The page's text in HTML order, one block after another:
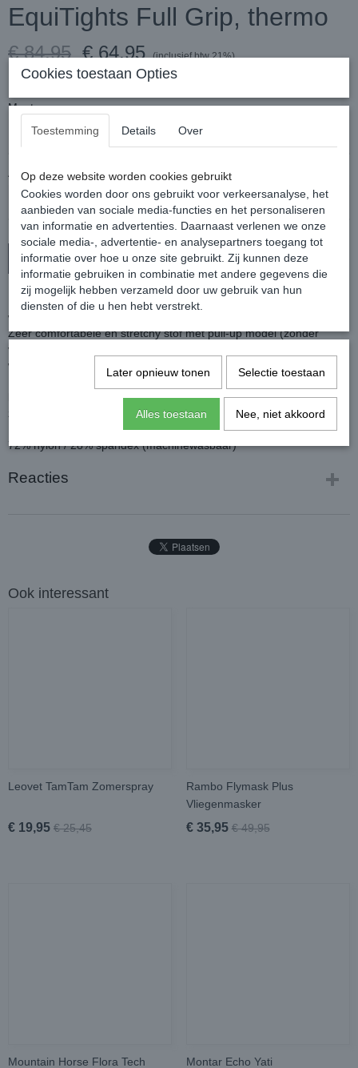
EquiTights Full Grip, thermo
€ 84,95 € 64,95 (inclusief btw 21%)
Op voorraad
Maat
Aantal
In winkelwagen
Equitights paardrijlegging met siliconen zitvlak, speciaal voor de
winter.
Zeer comfortabele en stretchy stof met pull-up model (zonder
voorsluiting) en zachte voering aan de binnenkant voor meer
warmte.
De rijbroek heeft contrast pipings aan de zijkant, logo op het linker
bovenbeen, rondgenaaid zitvlak met siliconen voor extra grip in het
zadel en lycra inzet aan de broekspijpen.
72% nylon / 28% spandex (machinewasbaar)
Reacties
Ook interessant
Leovet TamTam Zomerspray
€ 19,95 € 25,45
Rambo Flymask Plus
Vliegenmasker
€ 35,95 € 49,95
Mountain Horse Flora Tech
Montar Echo Yati
Cookies toestaan Opties
Toestemming Details Over
Op deze website worden cookies gebruikt
Cookies worden door ons gebruikt voor verkeersanalyse, het
aanbieden van sociale media-functies en het personaliseren
van informatie en advertenties. Daarnaast verlenen we onze
sociale media-, advertentie- en analysepartners toegang tot
informatie over hoe u onze site gebruikt. Zij kunnen deze
informatie gebruiken in combinatie met andere gegevens die
zij mogelijk hebben verzameld door uw gebruik van hun
diensten of die u hen hebt verstrekt.
Later opnieuw tonen Selectie toestaan
Alles toestaan Nee, niet akkoord